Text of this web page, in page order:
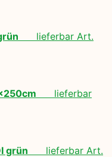
lieferbar Art.
lieferbar
grün lieferbar Art.